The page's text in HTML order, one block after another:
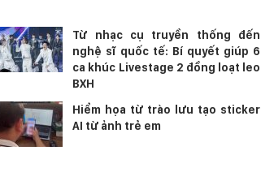
Từ nhạc cụ truyền thống đến
nghệ sĩ quốc tế: Bí quyết giúp 6
ca khúc Livestage 2 đồng loạt leo
BXH
Hiểm họa từ trào lưu tạo sticker
AI từ ảnh trẻ em